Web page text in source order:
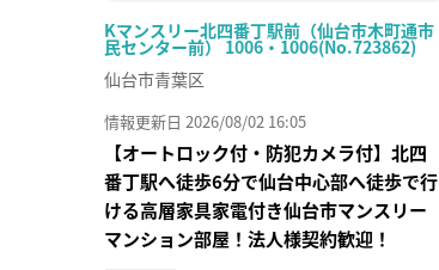
Kマンスリー北四番丁駅前（仙台市木町通市
民センター前） 1006・1006(No.723862)
仙台市青葉区
情報更新日 2026/08/02 16:05
【オートロック付・防犯カメラ付】北四
番丁駅へ徒歩6分で仙台中心部へ徒歩で行
ける高層家具家電付き仙台市マンスリー
マンション部屋！法人様契約歓迎！